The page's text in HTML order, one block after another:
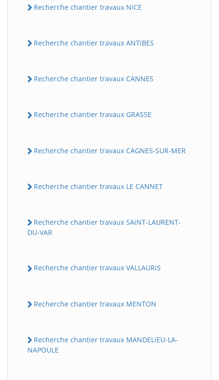
Recherche chantier travaux NiCE
Recherche chantier travaux ANTiBES
Recherche chantier travaux CANNES
Recherche chantier travaux GRASSE
Recherche chantier travaux CAGNES-SUR-MER
Recherche chantier travaux LE CANNET
Recherche chantier travaux SAiNT-LAURENT-
DU-VAR
Recherche chantier travaux VALLAURiS
Recherche chantier travaux MENTON
Recherche chantier travaux MANDELiEU-LA-
NAPOULE